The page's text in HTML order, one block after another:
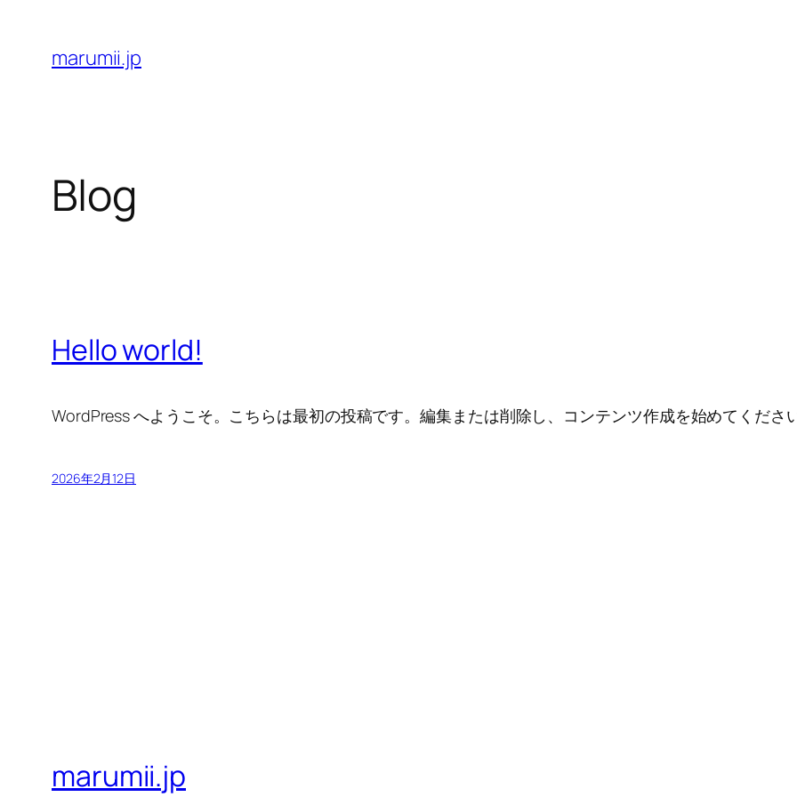
content
marumii.jp
Blog
Hello world!
WordPress へようこそ。こちらは最初の投稿です。編集または削除し、コンテンツ作成を始めてください
2026年2月12日
marumii.jp